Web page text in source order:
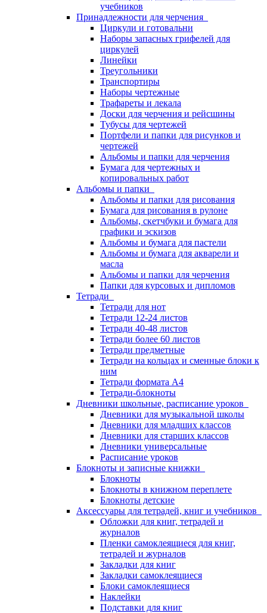
учебников
Принадлежности для черчения
Циркули и готовальни
Наборы запасных грифелей для
циркулей
Линейки
Треугольники
Транспортиры
Наборы чертежные
Трафареты и лекала
Доски для черчения и рейсшины
Тубусы для чертежей
Портфели и папки для рисунков и
чертежей
Альбомы и папки для черчения
Бумага для чертежных и
копировальных работ
Альбомы и папки
Альбомы и папки для рисования
Бумага для рисования в рулоне
Альбомы, скетчбуки и бумага для
графики и эскизов
Альбомы и бумага для пастели
Альбомы и бумага для акварели и
масла
Альбомы и папки для черчения
Папки для курсовых и дипломов
Тетради
Тетради для нот
Тетради 12-24 листов
Тетради 40-48 листов
Тетради более 60 листов
Тетради предметные
Тетради на кольцах и сменные блоки к
ним
Тетради формата А4
Тетради-блокноты
Дневники школьные, расписание уроков
Дневники для музыкальной школы
Дневники для младших классов
Дневники для старших классов
Дневники универсальные
Расписание уроков
Блокноты и записные книжки
Блокноты
Блокноты в книжном переплете
Блокноты детские
Аксессуары для тетрадей, книг и учебников
Обложки для книг, тетрадей и
журналов
Пленки самоклеящиеся для книг,
тетрадей и журналов
Закладки для книг
Закладки самоклеящиеся
Блоки самоклеящиеся
Наклейки
Подставки для книг